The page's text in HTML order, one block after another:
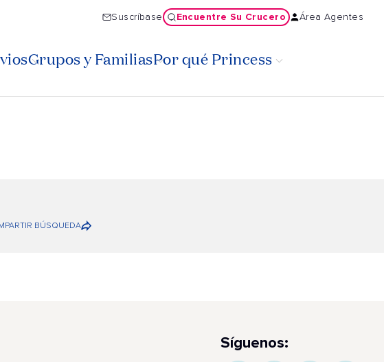
Suscríbase Encuentre Su Crucero Área Agentes
Grupos y FamiliasPor qué Princess
BÚSQUEDA
Síguenos: